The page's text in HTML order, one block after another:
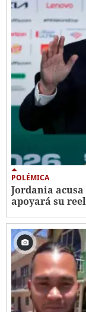
POLÉMICA
Jordania
apoyará su